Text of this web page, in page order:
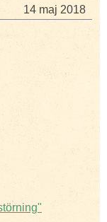
14 maj 2018